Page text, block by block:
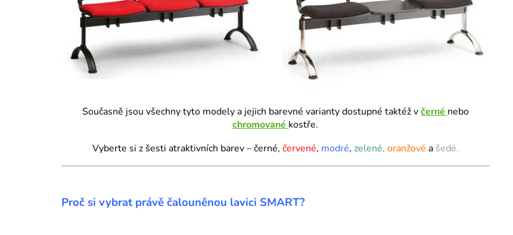
Současně jsou všechny tyto modely a jejich barevné varianty dostupné taktéž včerné nebo
chromované kostře.
Vyberte si z šesti atraktivních barev – černé, červené, modré, zelené, oranžové a šedé.
Proč si vybrat právě čalouněnou lavici SMART?